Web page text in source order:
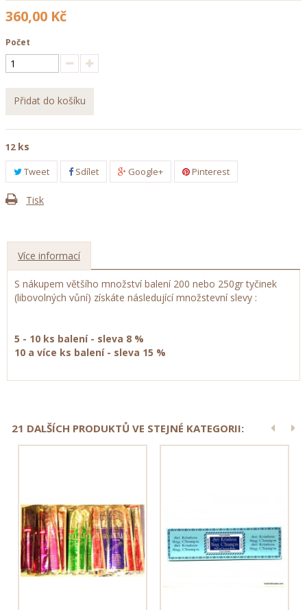
360,00 Kč
Počet
Přidat do košíku
12 ks
Tweet Sdílet Google+ Pinterest
Tisk
Více informací
S nákupem většího množství balení 200 nebo 250gr tyčinek
(libovolných vůní) získáte následující množstevní slevy :
5 - 10 ks balení - sleva 8 %
10 a více ks balení - sleva 15 %
21 DALŠÍCH PRODUKTŮ VE STEJNÉ KATEGORII: